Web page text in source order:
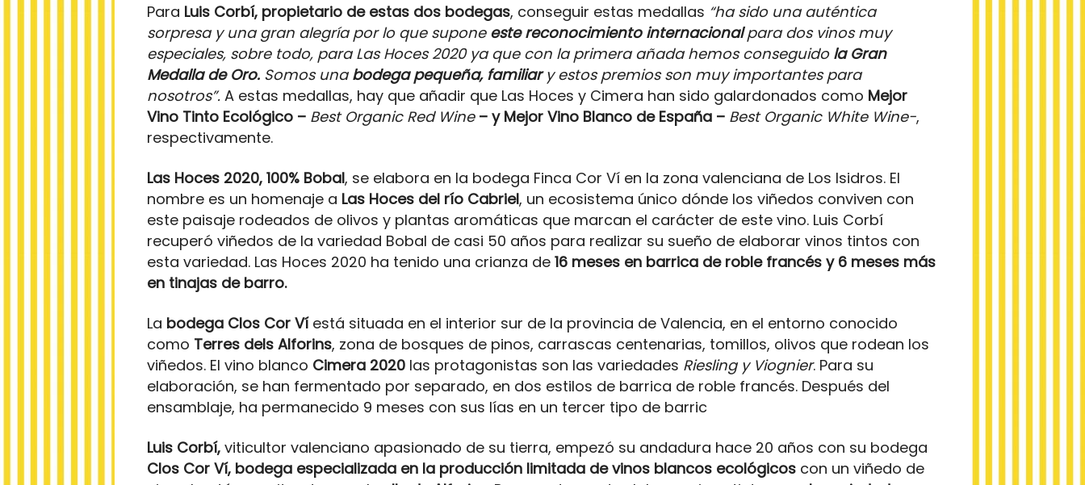
Para Luis Corbí, propietario de estas dos bodegas, conseguir estas medallas “ha sido una auténtica
sorpresa y una gran alegría por lo que supone este reconocimiento internacionalpara dos vinos muy
especiales, sobre todo, para Las Hoces 2020 ya que con la primera añada hemos conseguido la Gran
Medalla de Oro. Somos unabodega pequeña, familiary estos premios son muy importantes para
nosotros”. A estas medallas, hay que añadir que Las Hoces y Cimera han sido galardonados como Mejor
Vino Tinto Ecológico – Best Organic Red Wine– y Mejor Vino Blanco de España – Best Organic White Wine-,
respectivamente.
Las Hoces 2020, 100% Bobal, se elabora en la bodega Finca Cor Ví en la zona valenciana de Los Isidros. El
nombre es un homenaje a Las Hoces del río Cabriel, un ecosistema único dónde los viñedos conviven con
este paisaje rodeados de olivos y plantas aromáticas que marcan el carácter de este vino. Luis Corbí
recuperó viñedos de la variedad Bobal de casi 50 años para realizar su sueño de elaborar vinos tintos con
esta variedad. Las Hoces 2020 ha tenido una crianza de 16 meses en barrica de roble francés y 6 meses más
en tinajas de barro.
La bodega Clos Cor Víestá situada en el interior sur de la provincia de Valencia, en el entorno conocido
como Terres dels Alforins, zona de bosques de pinos, carrascas centenarias, tomillos, olivos que rodean los
viñedos. El vino blanco Cimera 2020 las protagonistas son las variedades Riesling y Viognier. Para su
elaboración, se han fermentado por separado, en dos estilos de barrica de roble francés. Después del
ensamblaje, ha permanecido 9 meses con sus lías en un tercer tipo de barric
Luis Corbí, viticultor valenciano apasionado de su tierra, empezó su andadura hace 20 años con su bodega
Clos Cor Ví, bodega especializada en la producción limitada de vinos blancos ecológicos con un viñedo de